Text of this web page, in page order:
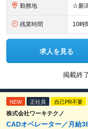
勤務地
残業時間 10時
求人を見る
掲載終
NEW 正社員 自己PR不要
株式会社ワーキテクノ
CADオペレーター／月給